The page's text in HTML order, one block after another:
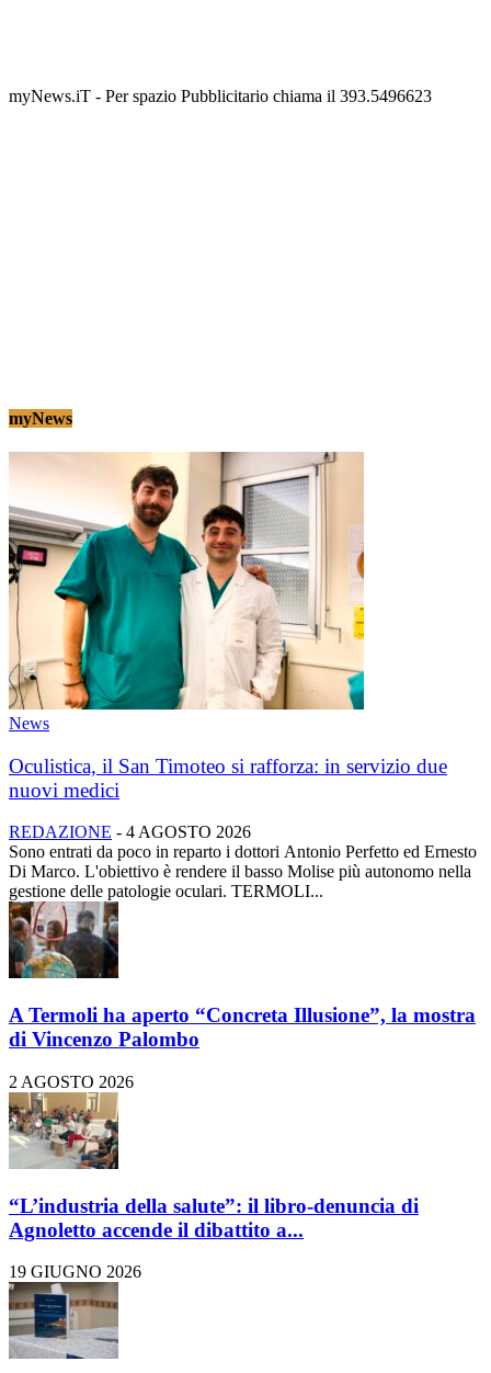
myNews.iT - Per spazio Pubblicitario chiama il 393.5496623
myNews
News
Oculistica, il San Timoteo si rafforza: in servizio due
nuovi medici
REDAZIONE - 4 AGOSTO 2026
Sono entrati da poco in reparto i dottori Antonio Perfetto ed Ernesto
Di Marco. L'obiettivo è rendere il basso Molise più autonomo nella
gestione delle patologie oculari. TERMOLI...
A Termoli ha aperto “Concreta Illusione”, la mostra
di Vincenzo Palombo
2 AGOSTO 2026
“L’industria della salute”: il libro-denuncia di
Agnoletto accende il dibattito a...
19 GIUGNO 2026